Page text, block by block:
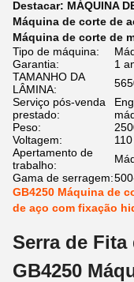
Destacar: MÁQUINA
Máquina de corte de
Máquina de corte de
Tipo de máquina:
Garantia:
1
TAMANHO DA
LÂMINA:
Serviço pós-venda
prestado:
Peso:
Voltagem:
Apertamento de
trabalho:
Gama de serragem:
GB4250 Máquina de
de aço com fixação
Serra de Fita
GB4250